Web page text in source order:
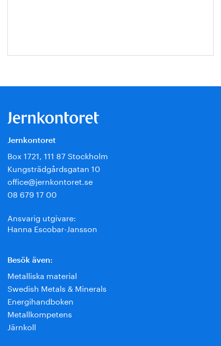
Jernkontoret
Box 1721, 111 87 Stockholm
Kungsträdgårdsgatan 10
office@jernkontoret.se
08 679 17 00
Ansvarig utgivare:
Hanna Escobar-Jansson
Besök även:
Metalliska material
Swedish Metals & Minerals
Energihandboken
Metallkompetens
Järnkoll